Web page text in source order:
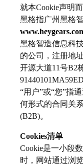
就本Cookie声明
黑格指广州黑格
黑格智造信息科
的公司，注册地
开源大道11号B2
“用户”或“您”指
何形式的合同关
(B2B)。
Cookies清单
Cookie是一小段
时，网站通过浏